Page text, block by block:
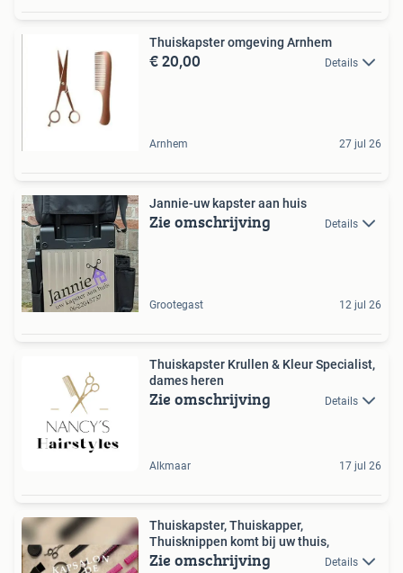
Thuiskapster omgeving Arnhem
€ 20,00 Details
Arnhem 27 jul 26
Jannie-uw kapster aan huis
Zie omschrijving Details
Grootegast 12 jul 26
Thuiskapster Krullen & Kleur Specialist,
dames heren
Zie omschrijving Details
Alkmaar 17 jul 26
Thuiskapster, Thuiskapper,
Thuisknippen komt bij uw thuis,
Zie omschrijving Details